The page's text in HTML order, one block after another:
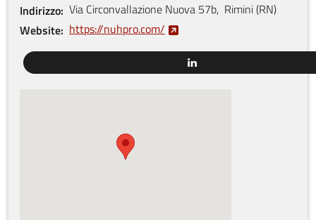
Indirizzo Via Circonvallazione Nuova 57b, Rimini(RN)
Website https://nuhpro.com/